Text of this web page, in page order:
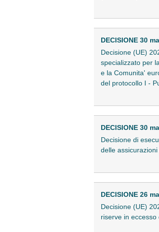
DECISIONE 30
Decisione (UE)
specializzato per
e la Comunita'
del protocollo I -
DECISIONE 30
Decisione di
delle
DECISIONE 26
Decisione (UE)
riserve in